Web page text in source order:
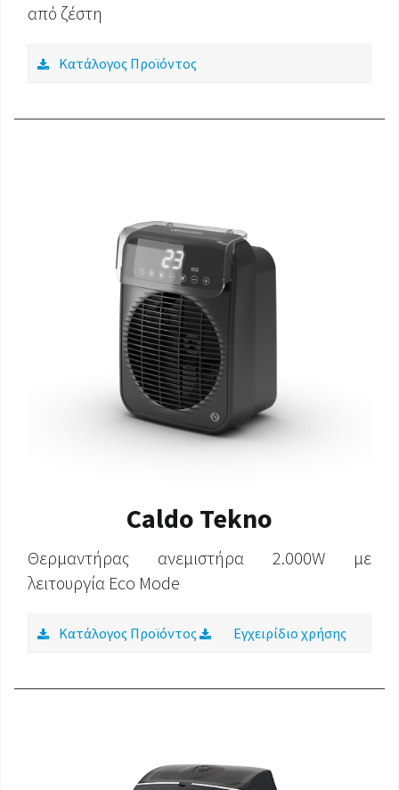
από ζέστη
Κατάλογος Προϊόντος
Caldo Tekno
Θερμαντήρας ανεμιστήρα 2.000W με
λειτουργία Eco Mode
Κατάλογος Προϊόντος Εγχειρίδιο χρήσης